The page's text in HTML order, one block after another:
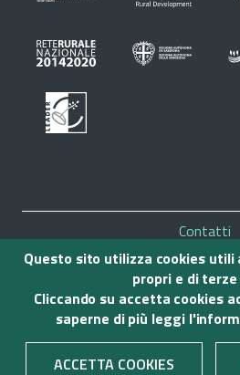
Piè
di
pagina
Contatti
Mappa del
Note legali
Privacy
Credits
Questo sito utilizza cookies
propri e di
Cliccando su accetta cookies
saperne di più leggi l'
ACCETTA COOKIES